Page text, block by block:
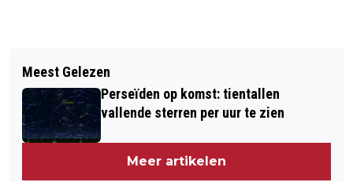
PROCES IN MAROKKO OM
LIQUIDATIES STAATSLIEDENBUURT
VERDAAGD
'BLANKEN KUNNEN ZICH NIET
VOORSTELLEN HOE CORRUPT HET
SYSTEEM HIER IS'
Meest Gelezen
Perseïden op komst: tientallen
vallende sterren per uur te zien
Meer artikelen